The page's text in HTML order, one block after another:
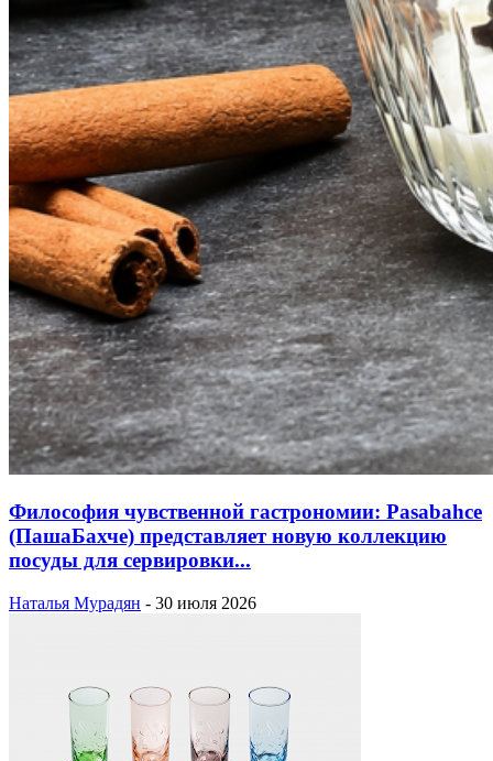
Философия чувственной гастрономии: Pasabahce
(ПашаБахче) представляет новую коллекцию
посуды для сервировки...
Наталья Мурадян - 30 июля 2026